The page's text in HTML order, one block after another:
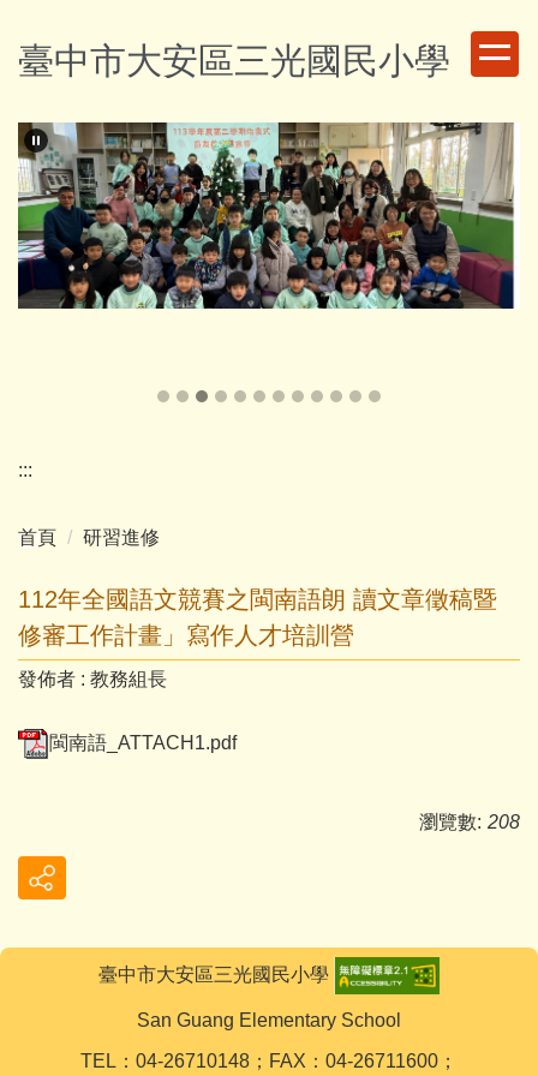
到
主
內
容
區
臺中市大安區三光國民小學
:::
首頁 研習進修
112年全國語文競賽之閩南語朗 讀文章徵稿暨
修審工作計畫」寫作人才培訓營
發佈者 : 教務組長
閩南語_ATTACH1.pdf
瀏覽數: 208
臺中市大安區三光國民小學
San Guang Elementary School
TEL：04-26710148；FAX：04-26711600；